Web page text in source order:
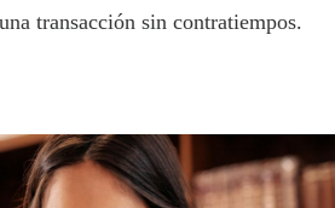
transacción sin contratiempos.